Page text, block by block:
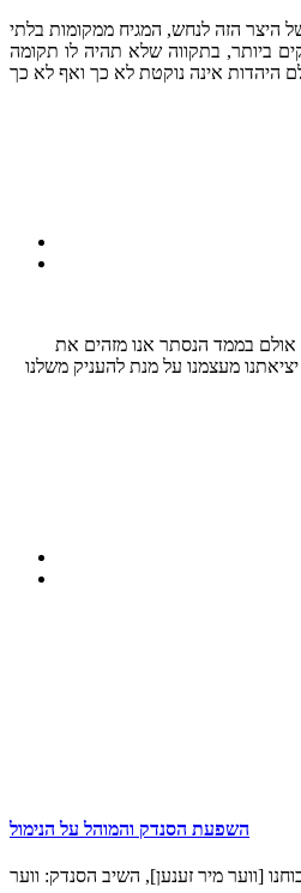
היצר הזה לנחש, המגיח ממקומות בלתי
ביותר, בתקווה שלא תהיה לו תקומה
אולם בממד הנסתר אנו מזהים את
מעצמנו על מנת להעניק משלנו
השפעת הסנדק והמוהל על הנימול